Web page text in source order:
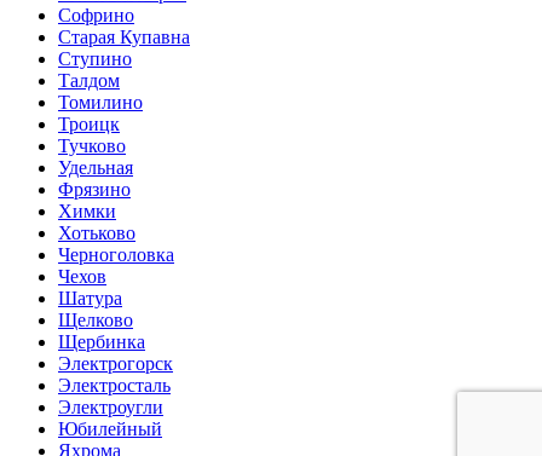
Софрино
Старая Купавна
Ступино
Талдом
Томилино
Троицк
Тучково
Удельная
Фрязино
Химки
Хотьково
Черноголовка
Чехов
Шатура
Щелково
Щербинка
Электрогорск
Электросталь
Электроугли
Юбилейный
Яхрома